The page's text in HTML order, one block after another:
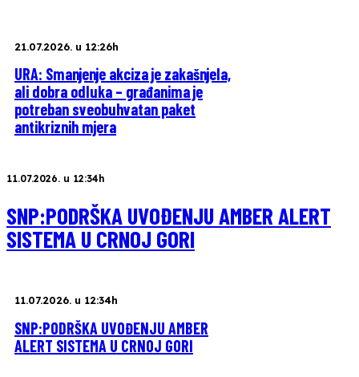
21.07.2026. u 12:26h
URA: Smanjenje akciza je zakašnjela,
ali dobra odluka – građanima je
potreban sveobuhvatan paket
antikriznih mjera
11.07.2026. u 12:34h
SNP:PODRŠKA UVOĐENJU AMBER ALERT
SISTEMA U CRNOJ GORI
11.07.2026. u 12:34h
SNP:PODRŠKA UVOĐENJU AMBER
ALERT SISTEMA U CRNOJ GORI